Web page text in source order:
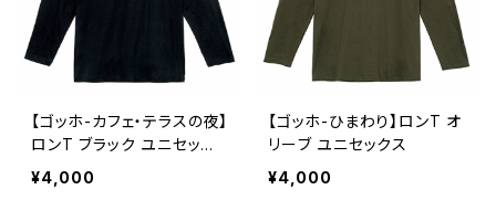
【ゴッホ-カフェ・テラスの夜】
ロンT ブラック ユニセック
ス
¥4,000
【ゴッホ-ひまわり】ロンT オ
リーブ ユニセックス
¥4,000